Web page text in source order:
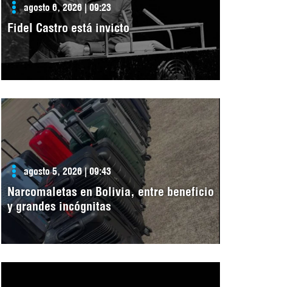
agosto 6, 2026 | 09:23
Fidel Castro está invicto
agosto 5, 2026 | 09:43
Narcomaletas en Bolivia, entre beneficio
y grandes incógnitas